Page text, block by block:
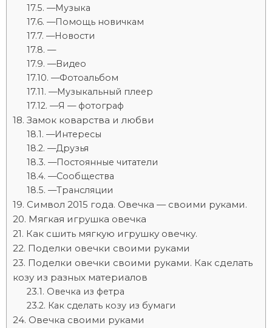
—Музыка
—Помощь новичкам
—Новости
—
—Видео
—Фотоальбом
—Музыкальный плеер
—Я — фотограф
Замок коварства и любви
—Интересы
—Друзья
—Постоянные читатели
—Сообщества
—Трансляции
Символ 2015 года. Овечка — своими руками.
Мягкая игрушка овечка
Как сшить мягкую игрушку овечку.
Поделки овечки своими руками
Поделки овечки своими руками. Как сделать
козу из разных материалов
Овечка из фетра
Как сделать козу из бумаги
Овечка своими руками